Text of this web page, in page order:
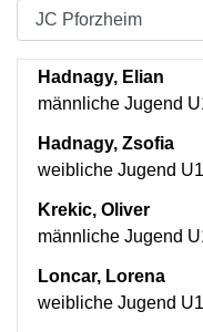
Hadnagy, Elian
männliche Jugend
Hadnagy, Zsofia
weibliche Jugend
Krekic, Oliver
männliche Jugend
Loncar, Lorena
weibliche Jugend